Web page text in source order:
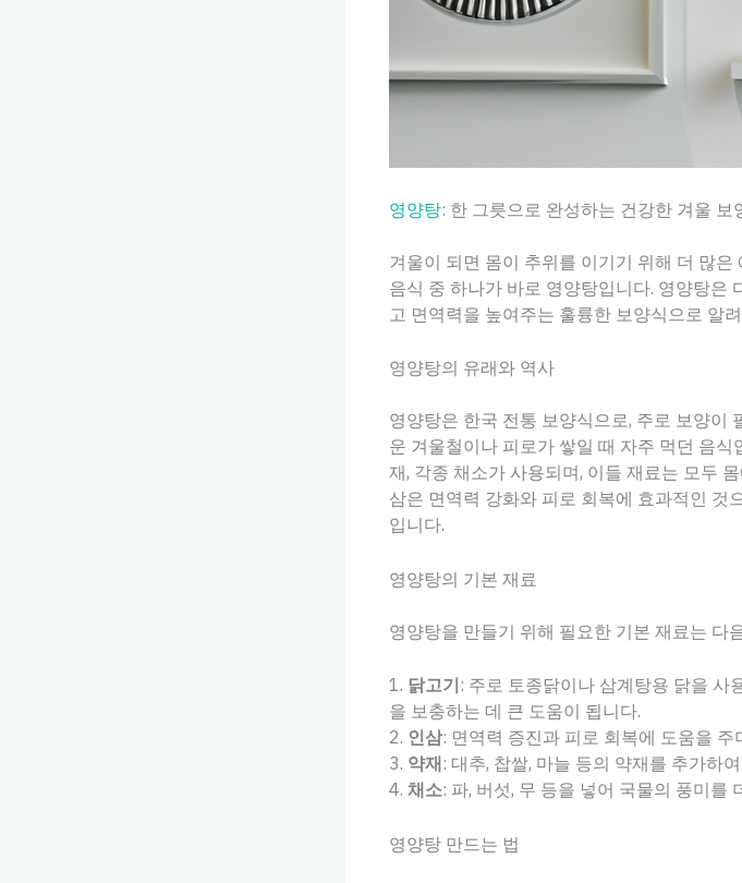
영양탕: 한 그릇으로 완성하는 건강한 겨울 보
겨울이 되면 몸이 추위를 이기기 위해 더 많
음식 중 하나가 바로 영양탕입니다. 영양탕은
고 면역력을 높여주는 훌륭한 보양식으로 알
영양탕의 유래와 역사
영양탕은 한국 전통 보양식으로, 주로 보양이
운 겨울철이나 피로가 쌓일 때 자주 먹던 음
재, 각종 채소가 사용되며, 이들 재료는 모두
삼은 면역력 강화와 피로 회복에 효과적인 것
입니다.
영양탕의 기본 재료
영양탕을 만들기 위해 필요한 기본 재료는 다
1. 닭고기: 주로 토종닭이나 삼계탕용 닭을 사
을 보충하는 데 큰 도움이 됩니다.
2. 인삼: 면역력 증진과 피로 회복에 도움을
3. 약재: 대추, 찹쌀, 마늘 등의 약재를 추가하
4. 채소: 파, 버섯, 무 등을 넣어 국물의 풍미를
영양탕 만드는 법